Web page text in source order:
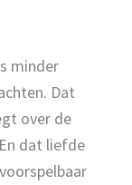
minder
Dat
over de
dat liefde